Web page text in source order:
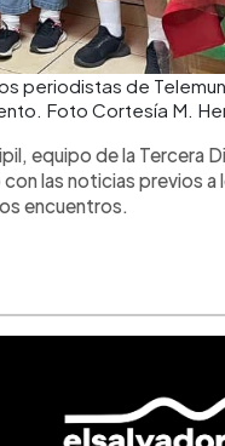
periodistas de
Foto Cortesía M.
equipo de la Tercera
las noticias previos a
encuentros.